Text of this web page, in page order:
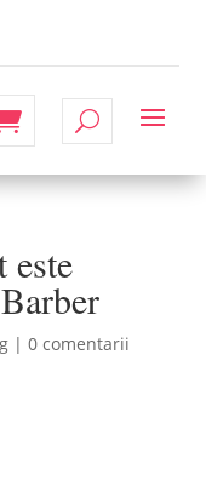
este
| 0 comentarii